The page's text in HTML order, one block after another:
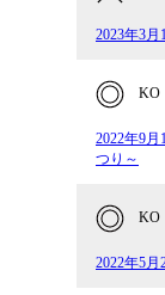
2023年3月
KO
2022年9
つり～
KO
2022年5月